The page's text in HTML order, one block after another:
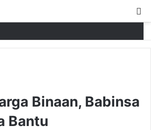
Binaan, Babinsa
Bantu